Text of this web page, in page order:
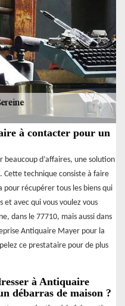
à contacter pour un
beaucoup d’affaires, une solution
Cette technique consiste à faire
récupérer tous les biens qui
et avec qui vous voulez vous
dans le 77710, mais aussi dans
Antiquaire Mayer pour la
ce prestataire pour de plus
à Antiquaire
débarras de maison ?